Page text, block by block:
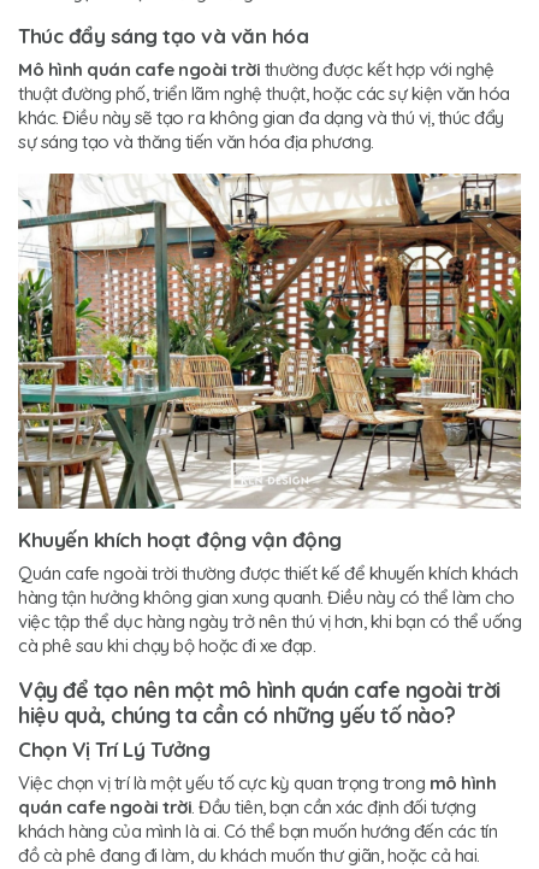
Thúc đẩy sáng tạo và văn hóa
Mô hình quán cafe ngoài trời thường được kết hợp với nghệ
thuật đường phố, triển lãm nghệ thuật, hoặc các sự kiện văn hóa
khác. Điều này sẽ tạo ra không gian đa dạng và thú vị, thúc đẩy
sự sáng tạo và thăng tiến văn hóa địa phương.
Khuyến khích hoạt động vận động
Quán cafe ngoài trời thường được thiết kế để khuyến khích khách
hàng tận hưởng không gian xung quanh. Điều này có thể làm cho
việc tập thể dục hàng ngày trở nên thú vị hơn, khi bạn có thể uống
cà phê sau khi chạy bộ hoặc đi xe đạp.
Vậy để tạo nên một mô hình quán cafe ngoài trời
hiệu quả, chúng ta cần có những yếu tố nào?
Chọn Vị Trí Lý Tưởng
Việc chọn vị trí là một yếu tố cực kỳ quan trọng trong mô hình
quán cafe ngoài trời. Đầu tiên, bạn cần xác định đối tượng
khách hàng của mình là ai. Có thể bạn muốn hướng đến các tín
đồ cà phê đang đi làm, du khách muốn thư giãn, hoặc cả hai.